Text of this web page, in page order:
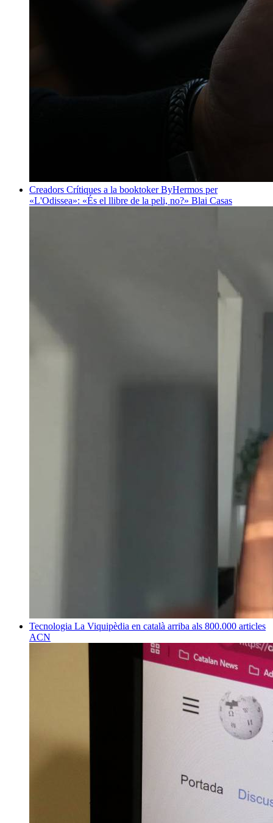
Creadors Crítiques a la booktoker ByHermos per
«L'Odissea»: «És el llibre de la peli, no?» Blai Casas
Tecnologia La Viquipèdia en català arriba als 800.000 articles
ACN